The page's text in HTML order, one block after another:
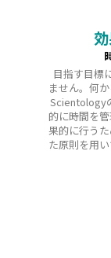
目指す目標
ません。何
Scientology
的に時間を
果的に行う
た原則を用